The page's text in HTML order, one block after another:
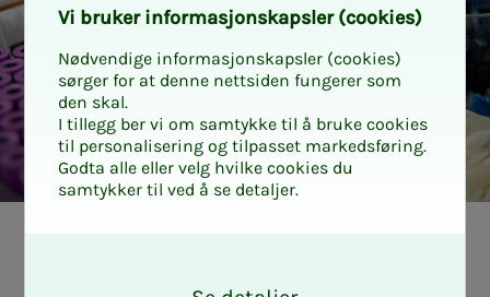
Vi bru­­­ker in­­­for­­­ma­­­sjons­­­kaps­­­­­ler (cookies)
Nødvendige informasjonskapsler (cookies)
sørger for at denne nettsiden fungerer som
den skal.
I tillegg ber vi om samtykke til å bruke cookies
til personalisering og tilpasset markedsføring.
Godta alle eller velg hvilke cookies du
samtykker til ved å se detaljer.